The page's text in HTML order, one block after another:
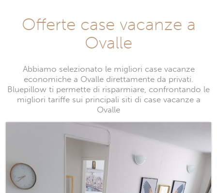
Offerte case vacanze a
Ovalle
Abbiamo selezionato le migliori case vacanze
economiche a Ovalle direttamente da privati.
Bluepillow ti permette di risparmiare, confrontando le
migliori tariffe sui principali siti di case vacanze a
Ovalle